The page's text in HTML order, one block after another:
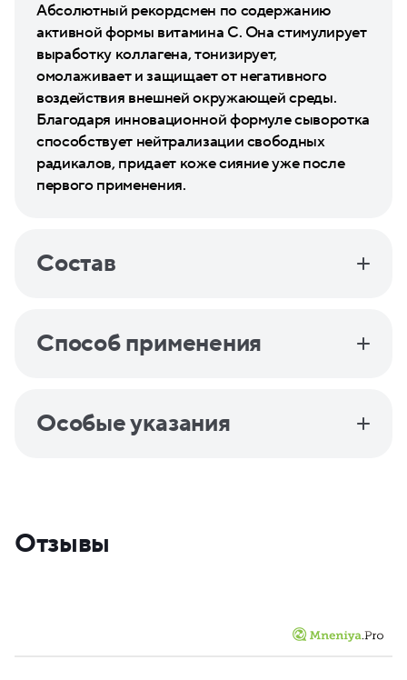
Абсолютный рекордсмен по содержанию
активной формы витамина С. Она стимулирует
выработку коллагена, тонизирует,
омолаживает и защищает от негативного
воздействия внешней окружающей среды.
Благодаря инновационной формуле сыворотка
способствует нейтрализации свободных
радикалов, придает коже сияние уже после
первого применения.
Состав
Способ применения
Особые указания
Отзывы